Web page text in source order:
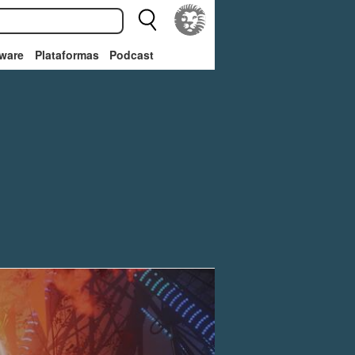
Plataformas Podcast